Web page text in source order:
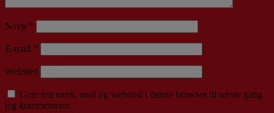
Navn *
E-mail *
Websted
Gem mit navn, mail og websted i denne browser til næste gang
jeg kommenterer.